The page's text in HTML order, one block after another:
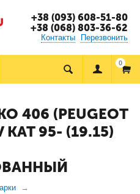
+38 (093) 608-51-80
+38 (068) 803-36-62
Контакты Перезвонить
0
406 (PEUGEOT
95- (19.15)